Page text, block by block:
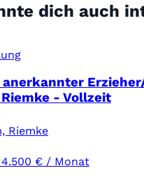
dich auch
- Vollzeit
Riemke
4.500 € / Monat